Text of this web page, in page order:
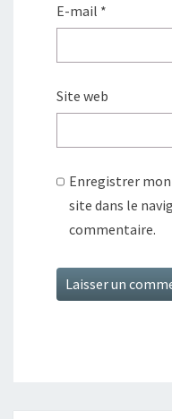
E-mail *
Site web
Enregistrer
site dans le
commentaire.